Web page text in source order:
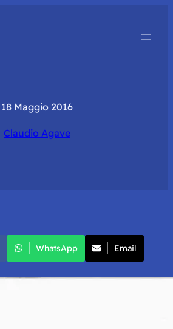
18 Maggio 2016
Claudio Agave
WhatsApp Email